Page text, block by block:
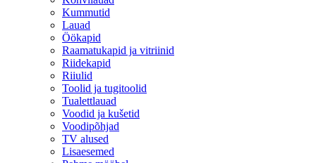
Kummutid
Lauad
Öökapid
Raamatukapid ja vitriinid
Riidekapid
Riiulid
Toolid ja tugitoolid
Tualettlauad
Voodid ja kušetid
Voodipõhjad
TV alused
Lisaesemed